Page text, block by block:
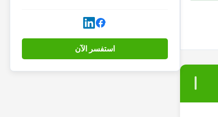
استفسر الآن